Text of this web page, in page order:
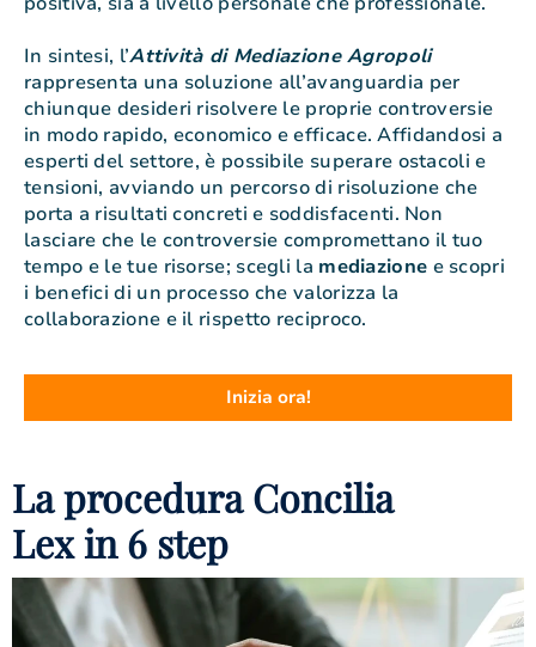
In sintesi, l’Attività di Mediazione Agropoli
rappresenta una soluzione all’avanguardia per
chiunque desideri risolvere le proprie controversie
in modo rapido, economico e efficace. Affidandosi a
esperti del settore, è possibile superare ostacoli e
tensioni, avviando un percorso di risoluzione che
porta a risultati concreti e soddisfacenti. Non
lasciare che le controversie compromettano il tuo
tempo e le tue risorse; scegli la mediazione e scopri
i benefici di un processo che valorizza la
collaborazione e il rispetto reciproco.
Inizia ora!
La procedura Concilia
Lex in 6 step